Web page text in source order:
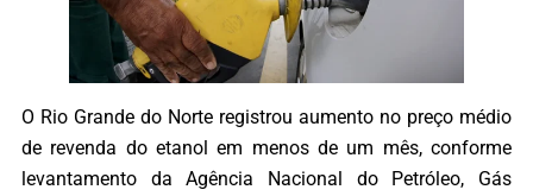
O Rio Grande do Norte registrou aumento no preço médio
de revenda do etanol em menos de um mês, conforme
levantamento da Agência Nacional do Petróleo, Gás